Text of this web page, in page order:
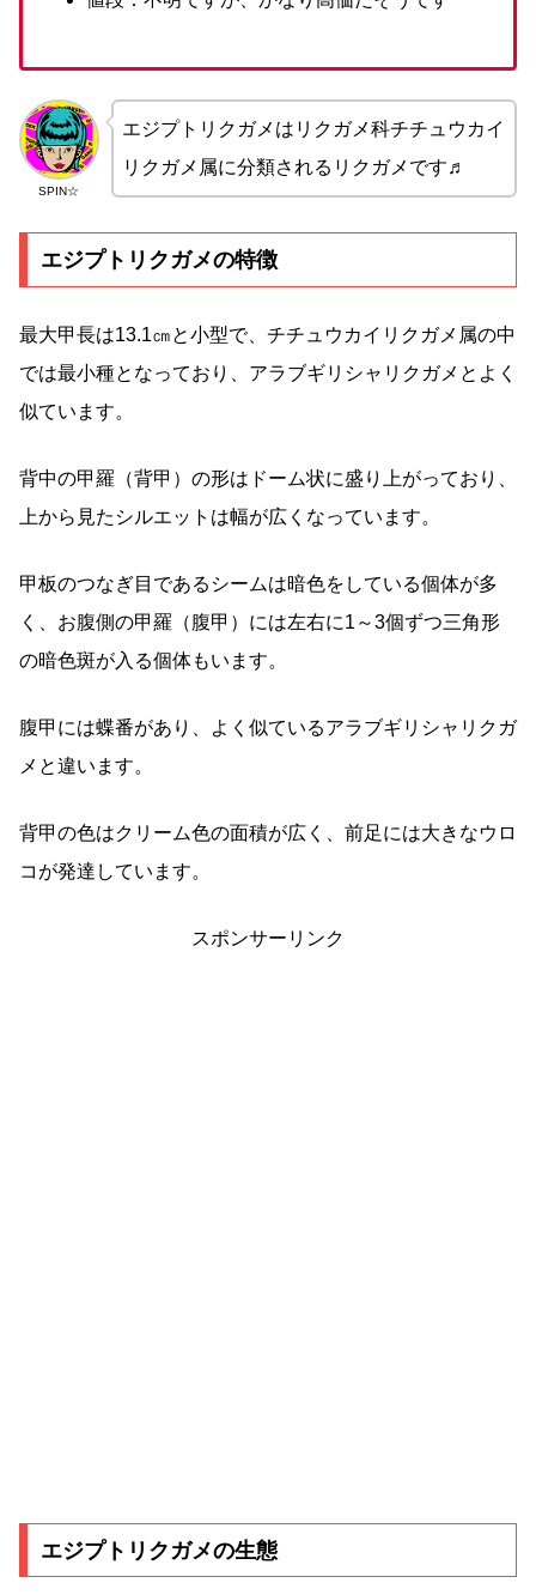
SPIN☆
エジプトリクガメはリクガメ科チチュウカイ
リクガメ属に分類されるリクガメです♬
エジプトリクガメの特徴
最大甲長は13.1㎝と小型で、チチュウカイリクガメ属の中
では最小種となっており、アラブギリシャリクガメとよく
似ています。
背中の甲羅（背甲）の形はドーム状に盛り上がっており、
上から見たシルエットは幅が広くなっています。
甲板のつなぎ目であるシームは暗色をしている個体が多
く、お腹側の甲羅（腹甲）には左右に1～3個ずつ三角形
の暗色斑が入る個体もいます。
腹甲には蝶番があり、よく似ているアラブギリシャリクガ
メと違います。
背甲の色はクリーム色の面積が広く、前足には大きなウロ
コが発達しています。
スポンサーリンク
エジプトリクガメの生態